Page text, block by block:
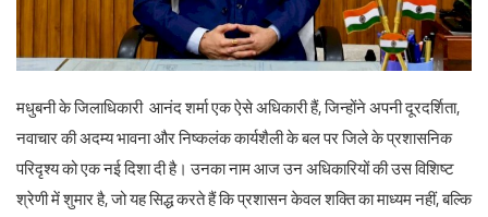
English
मधुबनी के जिलाधिकारी आनंद शर्मा एक ऐसे अधिकारी हैं, जिन्होंने अपनी दूरदर्शिता,
नवाचार की अदम्य भावना और निष्कलंक कार्यशैली के बल पर जिले के प्रशासनिक
परिदृश्य को एक नई दिशा दी है। उनका नाम आज उन अधिकारियों की उस विशिष्ट
श्रेणी में शुमार है, जो यह सिद्ध करते हैं कि प्रशासन केवल शक्ति का माध्यम नहीं, बल्कि